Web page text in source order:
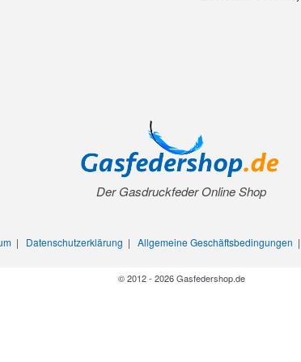
Der Gasdruckfeder Online Shop
| Datenschutzerklärung | Allgemeine Geschäftsbedingungen |
© 2012 - 2026 Gasfedershop.de